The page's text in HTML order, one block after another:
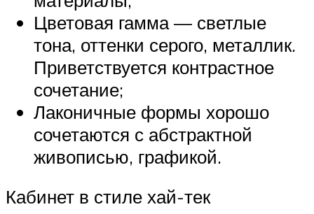
Цветовая гамма — светлые
тона, оттенки серого, металлик.
Приветствуется контрастное
сочетание;
Лаконичные формы хорошо
сочетаются с абстрактной
живописью, графикой.
Кабинет в стиле хай-тек